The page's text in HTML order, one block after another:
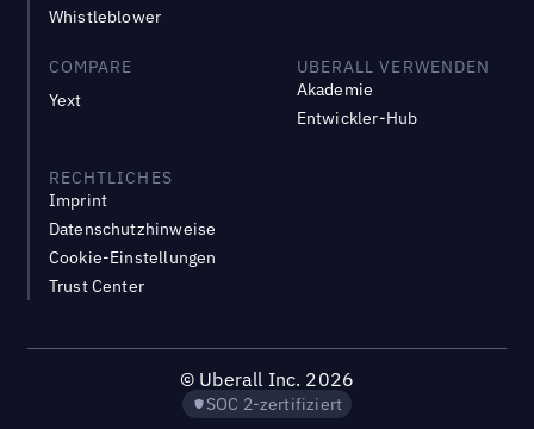
Whistleblower
COMPARE
Yext
UBERALL VERWENDEN
Akademie
Entwickler-Hub
RECHTLICHES
Imprint
Datenschutzhinweise
Cookie-Einstellungen
Trust Center
© Uberall Inc. 2026
SOC 2-zertifiziert